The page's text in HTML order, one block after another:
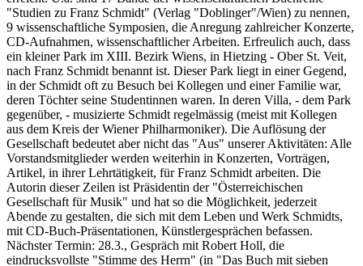
"Studien zu Franz Schmidt" (Verlag "Doblinger"/Wien) zu nennen,
9 wissenschaftliche Symposien, die Anregung zahlreicher Konzerte,
CD-Aufnahmen, wissenschaftlicher Arbeiten. Erfreulich auch, dass
ein kleiner Park im XIII. Bezirk Wiens, in Hietzing - Ober St. Veit,
nach Franz Schmidt benannt ist. Dieser Park liegt in einer Gegend,
in der Schmidt oft zu Besuch bei Kollegen und einer Familie war,
deren Töchter seine Studentinnen waren. In deren Villa, - dem Park
gegenüber, - musizierte Schmidt regelmässig (meist mit Kollegen
aus dem Kreis der Wiener Philharmoniker). Die Auflösung der
Gesellschaft bedeutet aber nicht das "Aus" unserer Aktivitäten: Alle
Vorstandsmitglieder werden weiterhin in Konzerten, Vorträgen,
Artikel, in ihrer Lehrtätigkeit, für Franz Schmidt arbeiten. Die
Autorin dieser Zeilen ist Präsidentin der "Österreichischen
Gesellschaft für Musik" und hat so die Möglichkeit, jederzeit
Abende zu gestalten, die sich mit dem Leben und Werk Schmidts,
mit CD-Buch-Präsentationen, Künstlergesprächen befassen.
Nächster Termin: 28.3., Gespräch mit Robert Holl, die
eindrucksvollste "Stimme des Herrn" (in "Das Buch mit sieben